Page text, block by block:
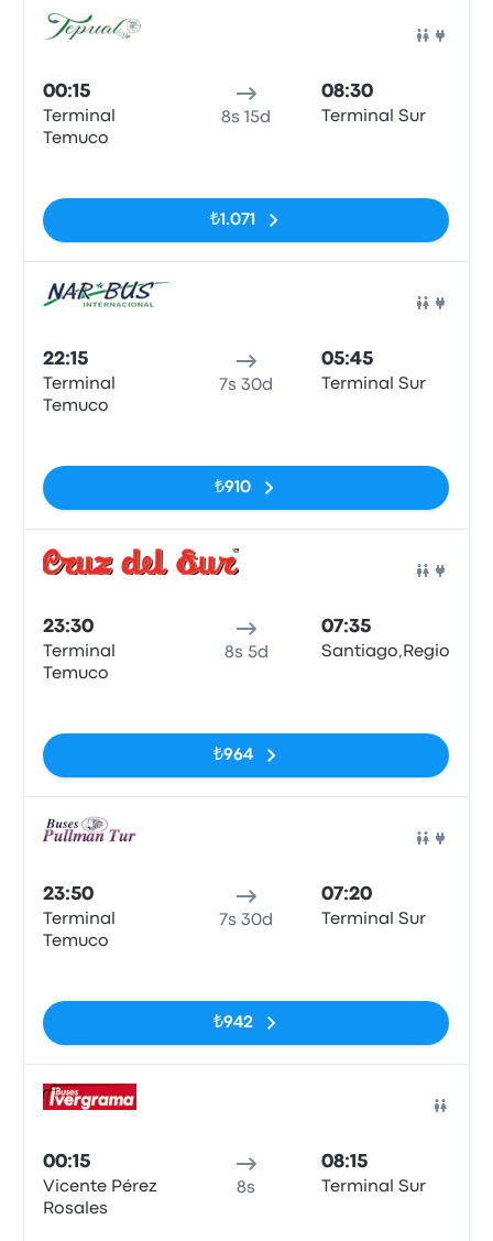
00:15
Terminal
Temuco
8s 15d
08:30
Terminal Sur
₺1.071
22:15
Terminal
Temuco
7s 30d
05:45
Terminal Sur
₺910
23:30
Terminal
Temuco
8s 5d
07:35
₺964
23:50
Terminal
Temuco
7s 30d
07:20
Terminal Sur
₺942
00:15
Vicente Pérez
Rosales
8s
08:15
Terminal Sur